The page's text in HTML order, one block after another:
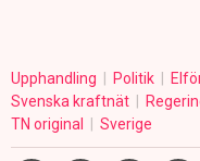
Upphandling Politik
Svenska kraftnät
TN original
Sverige